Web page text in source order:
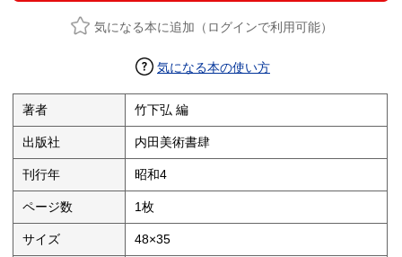
気になる本に追加（ログインで利用可能）
気になる本の使い方
著者 竹下弘 編
出版社 内田美術書肆
刊行年 昭和4
ページ数 1枚
サイズ 48×35